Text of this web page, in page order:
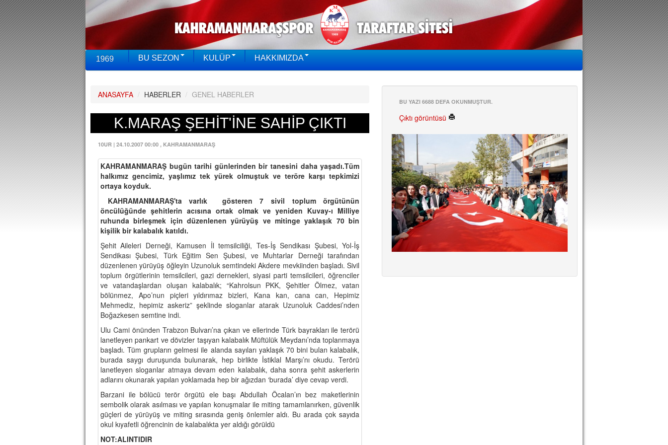
1969 BU SEZON KULÜP HAKKIMIZDA
ANASAYFA / HABERLER / GENEL HABERLER
K.MARAŞ ŞEHİT'İNE SAHİP ÇIKTI
10UR | 24.10.2007 00:00 , KAHRAMANMARAŞ
KAHRAMANMARAŞ bugün tarihi günlerinden bir tanesini daha yaşadı.Tüm
halkımız gencimiz, yaşlımız tek yürek olmuştuk ve teröre karşı tepkimizi
ortaya koyduk.
KAHRAMANMARAŞ'ta varlık gösteren 7 sivil toplum örgütünün
öncülüğünde şehitlerin acısına ortak olmak ve yeniden Kuvay-ı Milliye
ruhunda birleşmek için düzenlenen yürüyüş ve mitinge yaklaşık 70 bin
kişilik bir kalabalık katıldı.
Şehit Aileleri Derneği, Kamusen İl temsilciliği, Tes-İş Sendikası Şubesi, Yol-İş
Sendikası Şubesi, Türk Eğitim Sen Şubesi, ve Muhtarlar Derneği tarafından
düzenlenen yürüyüş öğleyin Uzunoluk semtindeki Akdere mevkiinden başladı. Sivil
toplum örgütlerinin temsilcileri, gazi dernekleri, siyasi parti temsilcileri, öğrenciler
ve vatandaşlardan oluşan kalabalık; “Kahrolsun PKK, Şehitler Ölmez, vatan
bölünmez, Apo’nun piçleri yıldırımaz bizleri, Kana kan, cana can, Hepimiz
Mehmediz, hepimiz askeriz” şeklinde sloganlar atarak Uzunoluk Caddesi’nden
Boğazkesen semtine indi.
Ulu Cami önünden Trabzon Bulvarı’na çıkan ve ellerinde Türk bayrakları ile terörü
lanetleyen pankart ve dövizler taşıyan kalabalık Müftülük Meydanı’nda toplanmaya
başladı. Tüm grupların gelmesi ile alanda sayıları yaklaşık 70 bini bulan kalabalık,
burada saygı duruşunda bulunarak, hep birlikte İstiklal Marşı’nı okudu. Terörü
lanetleyen sloganlar atmaya devam eden kalabalık, daha sonra şehit askerlerin
adlarını okunarak yapılan yoklamada hep bir ağızdan ‘burada’ diye cevap verdi.
Barzani ile bölücü terör örgütü ele başı Abdullah Öcalan’ın bez maketlerinin
sembolik olarak asılması ve yapılan konuşmalar ile miting tamamlanırken, güvenlik
güçleri de yürüyüş ve miting sırasında geniş önlemler aldı. Bu arada çok sayıda
okul kıyafetli öğrencinin de kalabalıkta yer aldığı görüldü
NOT:ALINTIDIR
BU YAZI 6688 DEFA OKUNMUŞTUR.
Çıktı görüntüsü